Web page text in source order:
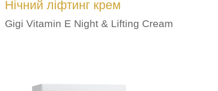
Нічний ліфтинг крем
Gigi Vitamin E Night & Lifting Cream